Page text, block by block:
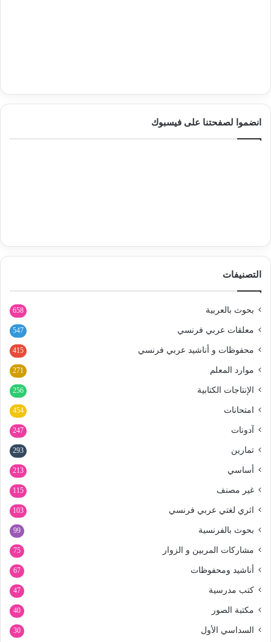
انضموا لصفحتنا على فيسبوك
التصنيفات
بحوث بالعربية 658
معلقات عربي فرنسي 547
محفوظات و أناشيد عربي فرنسي 415
موارد المعلم 271
الإنتاجات الكتابية 256
امتحانات 454
آدونات 247
تمارين 293
أساسي 213
غير مصنف 115
اثري لغتي عربي فرنسي 103
بحوث بالفرنسية 99
مشاركات المربين و الزوار 75
أناشيد ومحفوظات 67
كتب مدرسية 47
مكتبة الصور 40
السداسي الأول 30